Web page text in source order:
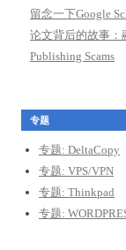
留念一下Google
论文背后的故事：
Publishing Scams
专题
专题: DeltaCopy
专题: VPS/VPN
专题: Thinkpad
专题: